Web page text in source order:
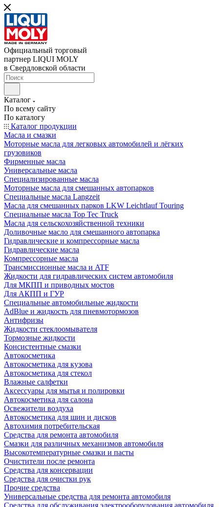
Официальный торговый
партнер LIQUI MOLY
в Свердловской области
Каталог
По всему сайту
По каталогу
Каталог продукции
Масла и смазки
Моторные масла для легковых автомобилей и лёгких
грузовиков
Фирменные масла
Универсальные масла
Специализированные масла
Моторные масла для смешанных автопарков
Специальные масла Langzeit
Масла для смешанных парков LKW Leichtlauf Touring
Специальные масла Top Tec Truck
Масла для сельскохозяйственной техники
Доливочные масло для смешанного автопарка
Гидравлические и компрессорные масла
Гидравлические масла
Компрессорные масла
Трансмиссионные масла и ATF
Жидкости для гидравлических систем автомобиля
Для МКПП и приводных мостов
Для АКПП и ГУР
Специальные автомобильные жидкости
AdBlue и жидкость для пневмотормозов
Антифризы
Жидкости стеклоомывателя
Тормозные жидкости
Консистентные смазки
Автокосметика
Автокосметика для кузова
Автокосметика для стекол
Влажные салфетки
Аксессуары для мытья и полировки
Автокосметика для салона
Освежители воздуха
Автокосметика для шин и дисков
Автохимия потребительская
Средства для ремонта автомобиля
Смазки для различных механизмов автомобиля
Высокотемпературные смазки и пасты
Очистители после ремонта
Средства для консервации
Средства для очистки рук
Прочие средства
Универсальные средства для ремонта автомобиля
Средства для обслуживания электрооборудования автомобиля